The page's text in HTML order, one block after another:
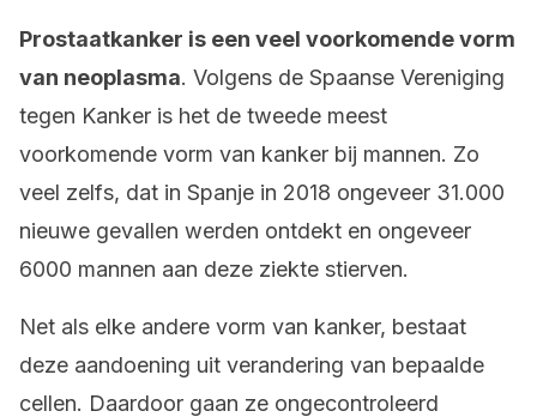
Prostaatkanker is een veel voorkomende vorm
van neoplasma. Volgens de Spaanse Vereniging
tegen Kanker is het de tweede meest
voorkomende vorm van kanker bij mannen. Zo
veel zelfs, dat in Spanje in 2018 ongeveer 31.000
nieuwe gevallen werden ontdekt en ongeveer
6000 mannen aan deze ziekte stierven.
Net als elke andere vorm van kanker, bestaat
deze aandoening uit verandering van bepaalde
cellen. Daardoor gaan ze ongecontroleerd